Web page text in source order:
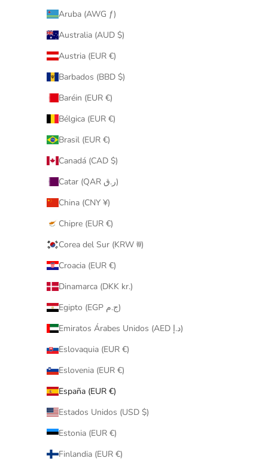
Aruba (AWG ƒ)
Australia (AUD $)
Austria (EUR €)
Barbados (BBD $)
Baréin (EUR €)
Bélgica (EUR €)
Brasil (EUR €)
Canadá (CAD $)
Catar (QAR ر.ق)
China (CNY ¥)
Chipre (EUR €)
Corea del Sur (KRW ₩)
Croacia (EUR €)
Dinamarca (DKK kr.)
Egipto (EGP ج.م)
Emiratos Árabes Unidos (AED د.إ)
Eslovaquia (EUR €)
Eslovenia (EUR €)
España (EUR €)
Estados Unidos (USD $)
Estonia (EUR €)
Finlandia (EUR €)